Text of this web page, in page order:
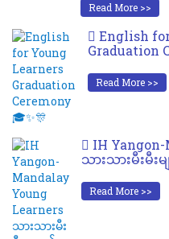
Read More >>
English
Graduation
Read More >>
IH
သားသားမီးမီး
Read More >>